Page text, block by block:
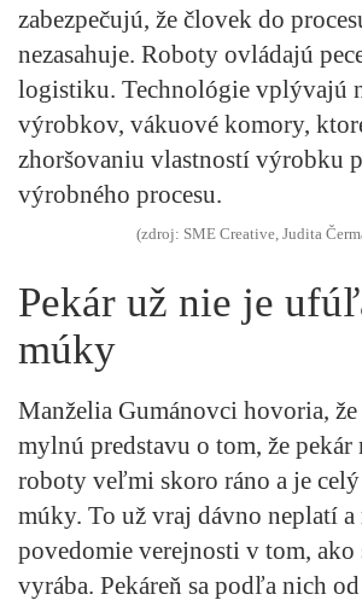
zabezpečujú, že človek do
nezasahuje. Roboty ovládajú
logistiku. Technológie vplývajú
výrobkov, vákuové komory,
zhoršovaniu vlastností výrobku
výrobného procesu.
(zdroj: SME Creative, Judita
Pekár už nie je
múky
Manželia Gumánovci hovoria,
mylnú predstavu o tom, že
roboty veľmi skoro ráno a je
múky. To už vraj dávno neplatí
povedomie verejnosti v tom, ako
vyrába. Pekáreň sa podľa nich